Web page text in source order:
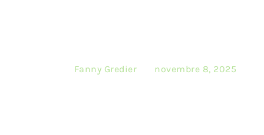
Fanny Gredier novembre 8, 2025